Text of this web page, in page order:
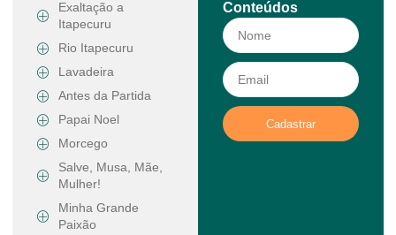
Exaltação a
Itapecuru
Rio Itapecuru
Lavadeira
Antes da Partida
Papai Noel
Morcego
Salve, Musa, Mãe,
Mulher!
Minha Grande
Paixão
Conteúdos
Cadastrar